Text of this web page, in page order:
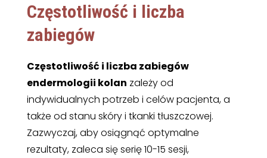
Częstotliwość i liczba
zabiegów
Częstotliwość i liczba zabiegów
endermologii kolan zależy od
indywidualnych potrzeb i celów pacjenta, a
także od stanu skóry i tkanki tłuszczowej.
Zazwyczaj, aby osiągnąć optymalne
rezultaty, zaleca się serię 10-15 sesji,